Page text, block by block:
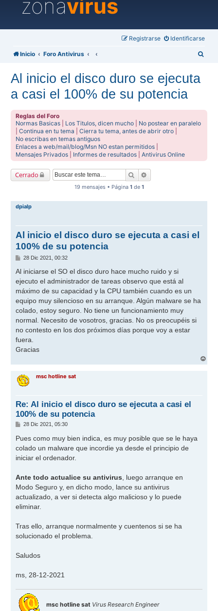
zonavirus
Identificarse
Registrarse
Inicio Foro Antivirus
Al inicio el disco duro se ejecuta
a casi el 100% de su potencia
Reglas del Foro
Normas Basicas
Los Titulos, dicen mucho
No postear en paralelo
|Continua en tu tema |Cierra tu tema, antes de abrir otro
No escribas en temas antiguos
Enlaces a web/mail/blog/Msn NO estan permitidos
Mensajes Privados
Informes de resultados |Antivirus Online
Cerrado Buscar
19 mensajes • Página 1 de 1
dpialp
Al inicio el disco duro se ejecuta a casi el
100% de su potencia
M
n
a
j
e
28 Dic 2021, 00:32
Al iniciarse el SO el disco duro hace mucho ruido y si
ejecuto el administrador de tareas observo que está al
máximo de su capacidad y la CPU también cuando es un
equipo muy silencioso en su arranque. Algún malware se ha
colado, estoy seguro. No tiene un funcionamiento muy
normal. Necesito de vosotros, gracias. No os preocupéis si
no contesto en los dos próximos días porque voy a estar
fuera.
Gracias
r
msc hotline sat
Re: Al inicio el disco duro se ejecuta a casi el
100% de su potencia
M
n
s
a
j
e
28 Dic 2021, 05:30
Pues como muy bien indica, es muy posible que se le haya
colado un malware que incordie ya desde el principio de
iniciar el ordenador.
Ante todo actualice su antivirus , luego arranque en
Modo Seguro y, en dicho modo, lance su antivirus
actualizado, a ver si detecta algo malicioso y lo puede
eliminar.
Tras ello, arranque normalmente y cuentenos si se ha
solucionado el problema.
Saludos
ms, 28-12-2021
msc hotline sat Virus Research Engineer